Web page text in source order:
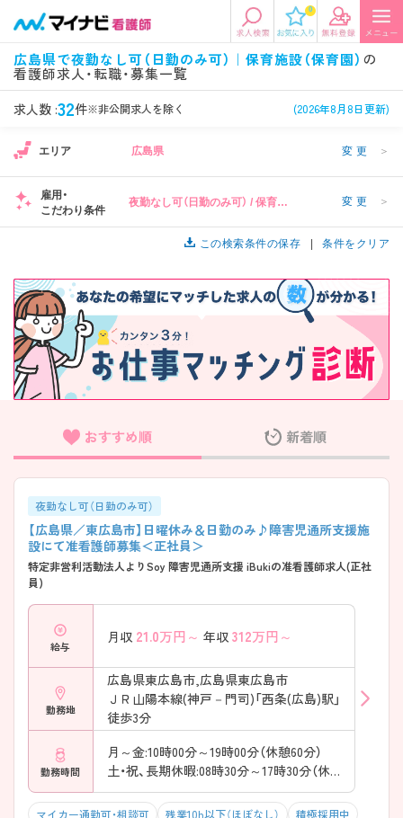
0
広島県で夜勤なし可（日勤のみ可）｜保育施設（保育園） の
看護師求人・転職・募集一覧
求人数 :32件※非公開求人を除く (2026年8月8日更新)
エリアから探す
エリアから探す
関東
東海 関西
九州・沖縄
希望の求人条件を選択
条件項目の選択に戻る
資格
施設形態 1
病院、クリニック・診療所など
担当業務
病棟、外来など
美容外科、
循環器内科など
未経験歓迎、
土日祝休みなど
年収
年収500万円以上など 正社員、契約社員など
フリーワード検索
エリア 広島県 変更 ＞
雇用・
こだわり条件
夜勤なし可（日勤のみ可） / 保育施
変更 ＞
この検索条件の保存 条件をクリア
おすすめ順 新着順
夜勤なし可（日勤のみ可）
【広島県／東広島市】日曜休み＆日勤のみ♪障害児通所支援施
設にて准看護師募集＜正社員＞
特定非営利活動法人よりSoy 障害児通所支援 iBukiの准看護師求人(正社
員)
給与
月収 21.0万円～ 年収 312万円～
勤務地
広島県東広島市,広島県東広島市
ＪＲ山陽本線(神戸－門司)「西条(広島)駅」
徒歩3分
勤務時間
月～金:10時00分～19時00分（休憩60分）
土・祝、長期休暇:08時30分～17時30分（休憩60分）
マイカー通勤可・相談可 残業10h以下（ほぼなし） 積極採用中